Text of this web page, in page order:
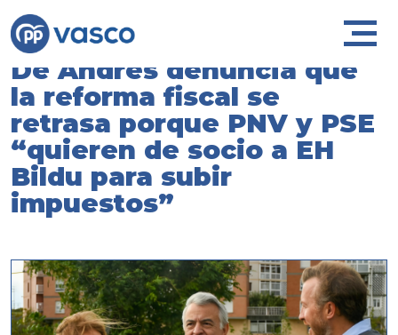
De Andrés denuncia que
la reforma fiscal se
retrasa porque PNV y PSE
“quieren de socio a EH
Bildu para subir
impuestos”